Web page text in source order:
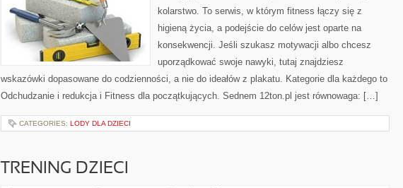
kolarstwo. To serwis, w którym fitness łączy się z
higieną życia, a podejście do celów jest oparte na
konsekwencji. Jeśli szukasz motywacji albo chcesz
uporządkować swoje nawyki, tutaj znajdziesz
wskazówki dopasowane do codzienności, a nie do ideałów z plakatu. Kategorie dla każdego to
Odchudzanie i redukcja i Fitness dla początkujących. Sednem 12ton.pl jest równowaga: […]
CATEGORIES: LODY DLA DZIECI
TRENING DZIECI